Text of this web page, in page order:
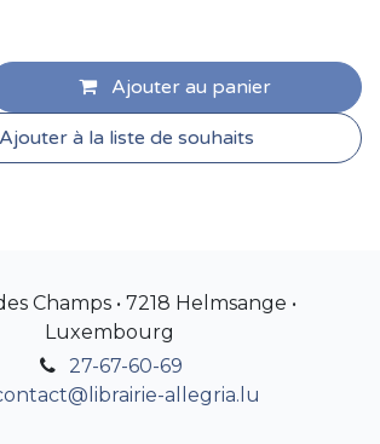
Ajouter au panier
Ajouter à la liste de souhaits
Champs • 7218 Helmsange •
Luxembourg
27-67-60-69
allegria.lu